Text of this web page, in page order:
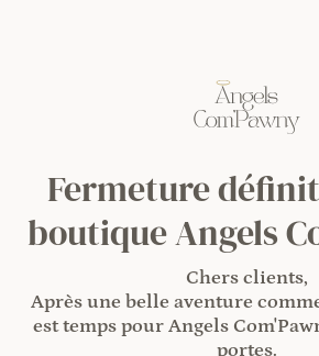
Fermeture
boutique Angels
Chers clients,
Après une belle aventure
est temps pour Angels
portes.